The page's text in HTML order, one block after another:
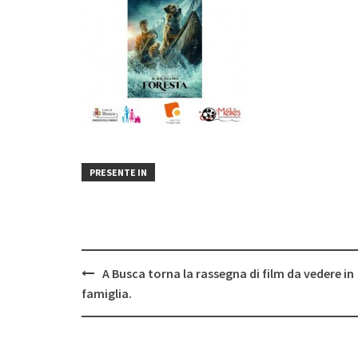
PRESENTE IN
Post
navigation
A Busca torna la rassegna di film da vedere in
famiglia.